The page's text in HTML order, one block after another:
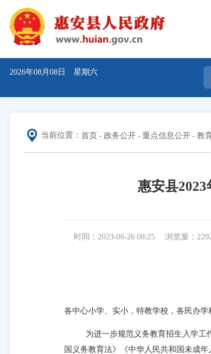
2026年08月08日 星期六
当前位置： 首页 政务公开 重点信息公开 教
惠安县
时间：2023-06-26 08:25 浏览量：
各中心小学、实小，特教学校，各民办学
为进一步规范义务教育招生入学
国义务教育法》《中华人民共和国未成